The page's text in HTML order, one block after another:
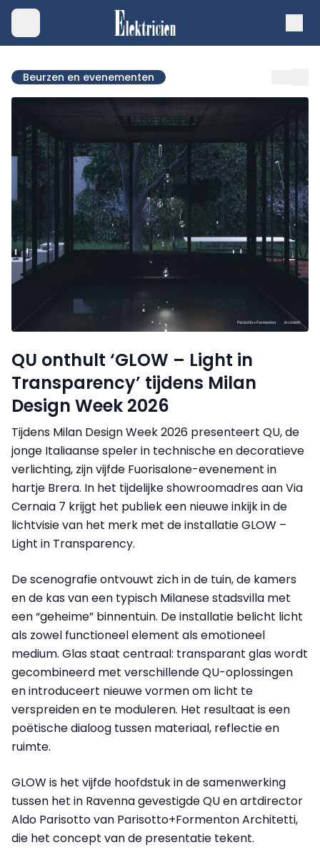
Beurzen en evenementen
QU onthult ‘GLOW – Light in
Transparency’ tijdens Milan
Design Week 2026
Tijdens Milan Design Week 2026 presenteert QU, de
jonge Italiaanse speler in technische en decoratieve
verlichting, zijn vijfde Fuorisalone-evenement in
hartje Brera. In het tijdelijke showroomadres aan Via
Cernaia 7 krijgt het publiek een nieuwe inkijk in de
lichtvisie van het merk met de installatie GLOW –
Light in Transparency.
De scenografie ontvouwt zich in de tuin, de kamers
en de kas van een typisch Milanese stadsvilla met
een “geheime” binnentuin. De installatie belicht licht
als zowel functioneel element als emotioneel
medium. Glas staat centraal: transparant glas wordt
gecombineerd met verschillende QU-oplossingen
en introduceert nieuwe vormen om licht te
verspreiden en te moduleren. Het resultaat is een
poëtische dialoog tussen materiaal, reflectie en
ruimte.
GLOW is het vijfde hoofdstuk in de samenwerking
tussen het in Ravenna gevestigde QU en artdirector
Aldo Parisotto van Parisotto+Formenton Architetti,
die het concept van de presentatie tekent.